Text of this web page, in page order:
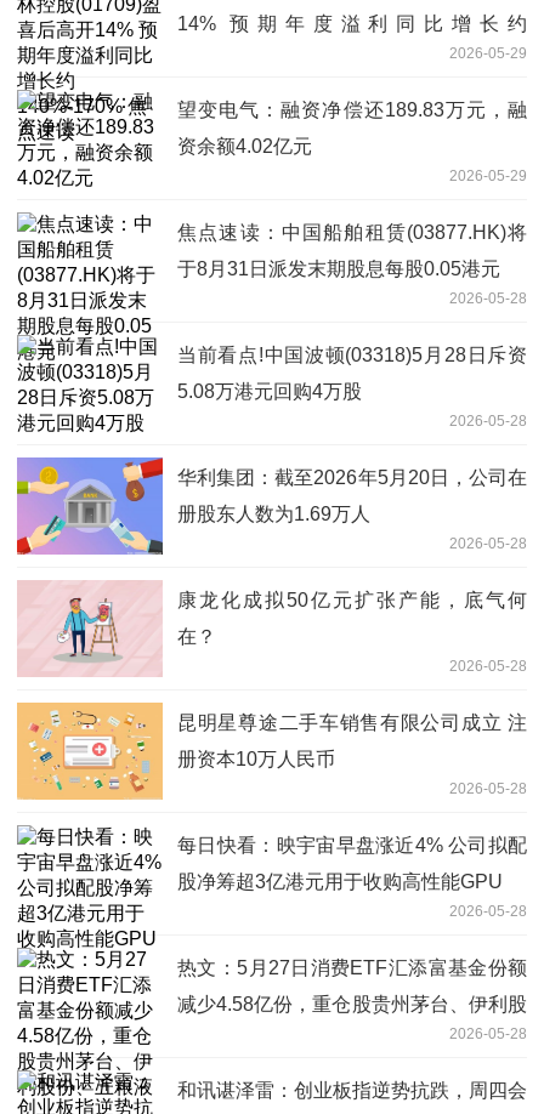
14% 预期年度溢利同比增长约
2026-05-29
望变电气：融资净偿还189.83万元，融
资余额4.02亿元
2026-05-29
焦点速读：中国船舶租赁(03877.HK)将
于8月31日派发末期股息每股0.05港元
2026-05-28
当前看点!中国波顿(03318)5月28日斥资
5.08万港元回购4万股
2026-05-28
华利集团：截至2026年5月20日，公司在
册股东人数为1.69万人
2026-05-28
康龙化成拟50亿元扩张产能，底气何
在？
2026-05-28
昆明星尊途二手车销售有限公司成立 注
册资本10万人民币
2026-05-28
每日快看：映宇宙早盘涨近4% 公司拟配
股净筹超3亿港元用于收购高性能GPU
2026-05-28
热文：5月27日消费ETF汇添富基金份额
减少4.58亿份，重仓股贵州茅台、伊利股
2026-05-28
和讯谌泽雷：创业板指逆势抗跌，周四会